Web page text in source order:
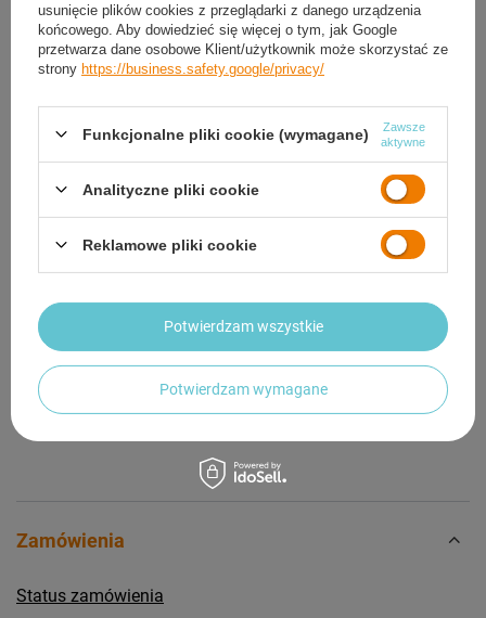
OPIS
GWARANCJA
OPINIE (0)
Potrzebujesz pomocy? Masz pytania?
Zadaj pytanie a my odpowiemy niezwłocznie,
najciekawsze pytania i odpowiedzi publikując
dla innych.
Zadaj pytanie
Zamówienia
Status zamówienia
usunięcie plików cookies z przeglądarki z danego urządzenia
końcowego. Aby dowiedzieć się więcej o tym, jak Google
przetwarza dane osobowe Klient/użytkownik może skorzystać ze
strony https://business.safety.google/privacy/
Funkcjonalne pliki cookie (wymagane)
Zawsze
aktywne
Analityczne pliki cookie
Reklamowe pliki cookie
Potwierdzam wymagane
Potwierdzam wszystkie